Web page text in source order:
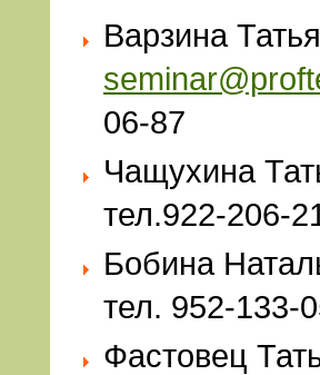
Варзина
06-87
Чащухина
тел.922-206-
Бобина
тел. 952-133-
Фастовец